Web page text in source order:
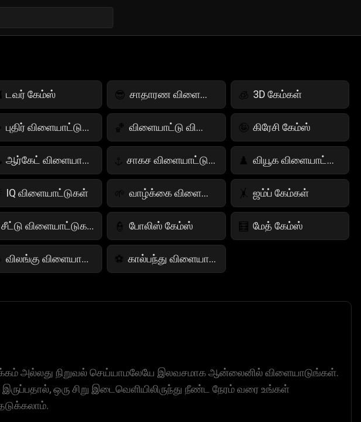
டவர் கேம்ஸ் 😎 சாதாரண விளையாட்டுகள் 🧊 3D கேம்கள்
புதிர் விளையாட்டுகள் 🏀 விளையாட்டு விளையாட்டுகள் 🤪 கிரேசி கேம்ஸ்
ஆர்கேட் விளையாட்டுகள் ⚓ சாகச விளையாட்டுகள் ♟️ வியூக விளையாட்டுகள்
IQ விளையாட்டுகள் 🌱 வாழ்க்கை விளையாட்டு 🤸 ஜம்ப் கேம்கள்
சீட்டு விளையாட்டுகள் 👮 போலிஸ் கேம்ஸ் 🧮 மேத் கேம்ஸ்
விலங்கு விளையாட்டுகள் ⚽ கால்பந்து விளையாட்டுகள்
அல்லது நிறுவல் செய்யாமலேயே இலவசமாக ஆன்லைனில் விளையாடுங்கள்.
ஒரு சிறு இடைவெளியிலிருந்து நீண்ட நேரம் வரை உங்கள்